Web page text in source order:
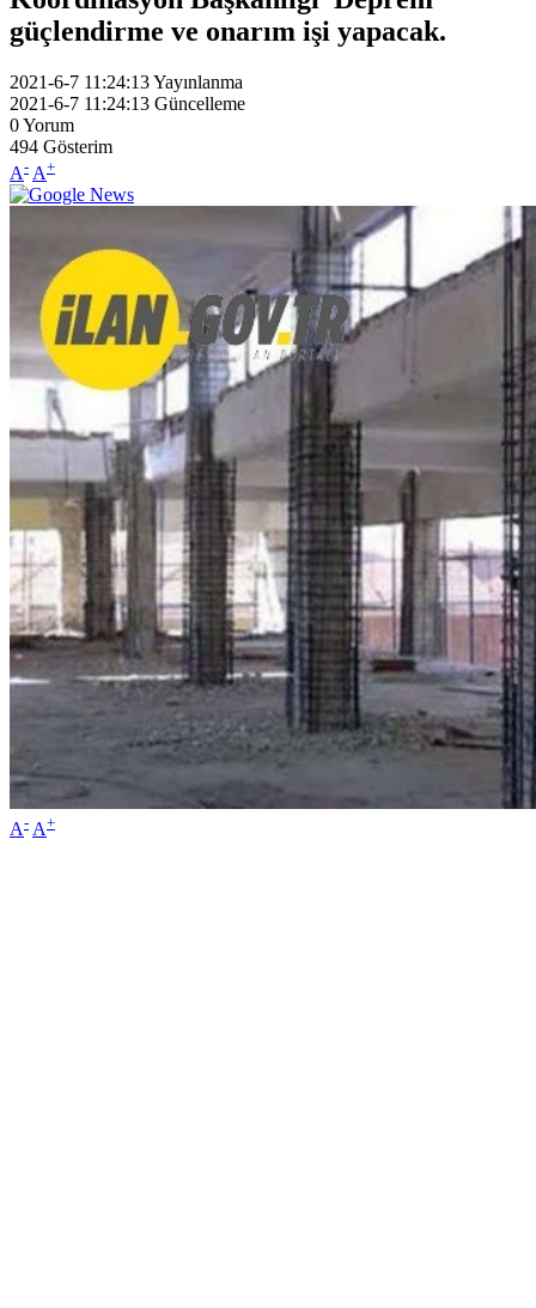
güçlendirme ve onarım işi yapacak.
2021-6-7 11:24:13Yayınlanma
2021-6-7 11:24:13 Güncelleme
0Yorum
494 Gösterim
A- A+
A- A+